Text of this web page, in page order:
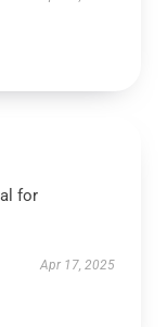
for
Apr 17, 2025